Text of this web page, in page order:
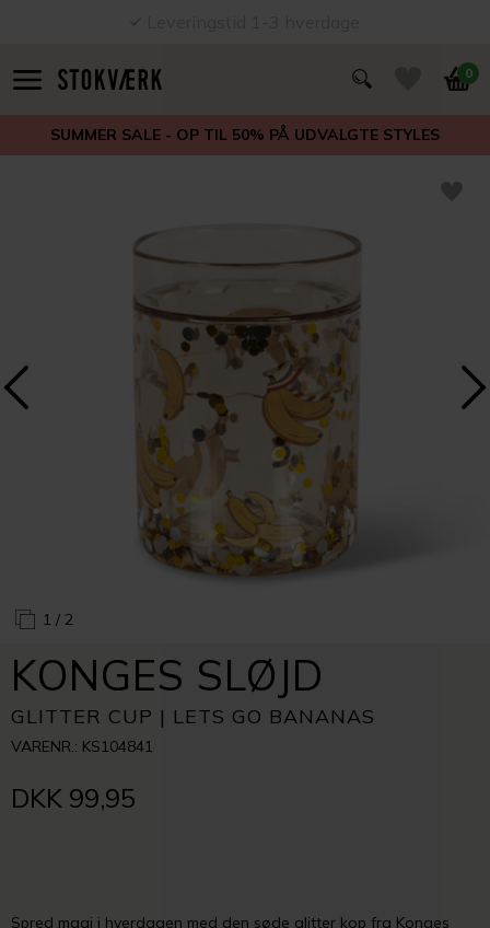
0
SUMMER SALE - OP TIL 50% PÅ UDVALGTE STYLES
1 / 2
KONGES SLØJD
GLITTER CUP | LETS GO BANANAS
VARENR.: KS104841
DKK 99,95
Spred magi i hverdagen med den søde glitter kop fra Konges